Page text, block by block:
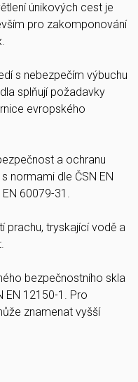
únikových cest je
pro zakomponování
s nebezpečím výbuchu
splňují požadavky
evropského
a ochranu
normami dle ČSN EN
60079-31.
prachu, tryskající vodě a
bezpečnostního skla
EN 12150-1. Pro
znamenat vyšší